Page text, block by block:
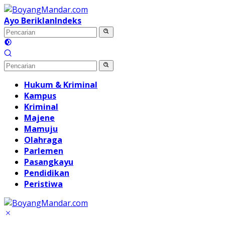
Langsung
ke
konten
Ayo BeriklanIndeks
Hukum & Kriminal
Kampus
Kriminal
Majene
Mamuju
Olahraga
Parlemen
Pasangkayu
Pendidikan
Peristiwa